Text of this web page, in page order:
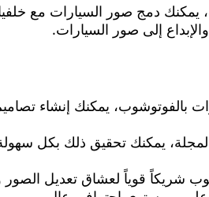
يمكنك دمج صور السيارات مع
إلى صور السيارات.
بالفوتوشوب، يمكنك إنشاء
يمكنك تحقيق ذلك بكل
شريكاً قوياً لعشاق تعديل